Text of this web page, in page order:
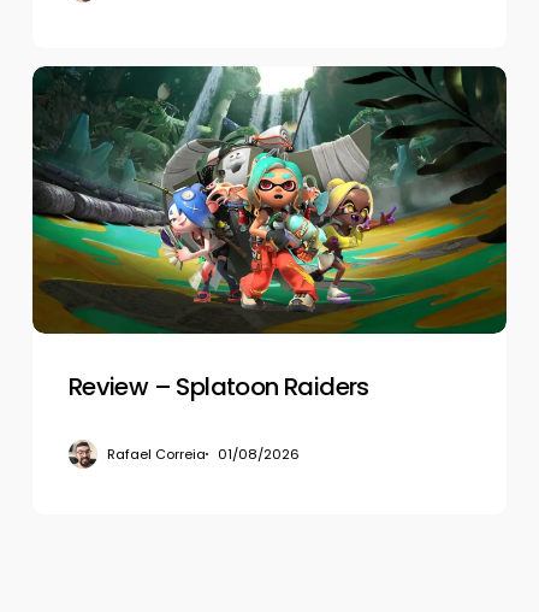
Review
–
Splatoon
Raiders
Review – Splatoon Raiders
Rafael Correia 01/08/2026